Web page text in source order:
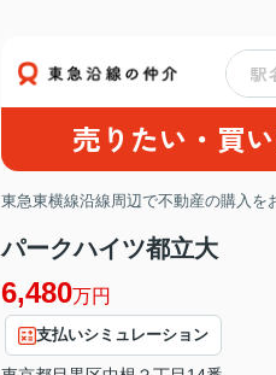
売りたい・買
東急東横線沿線周辺で不動産の購入を
パークハイツ都立大
6,480万円
支払いシミュレーション